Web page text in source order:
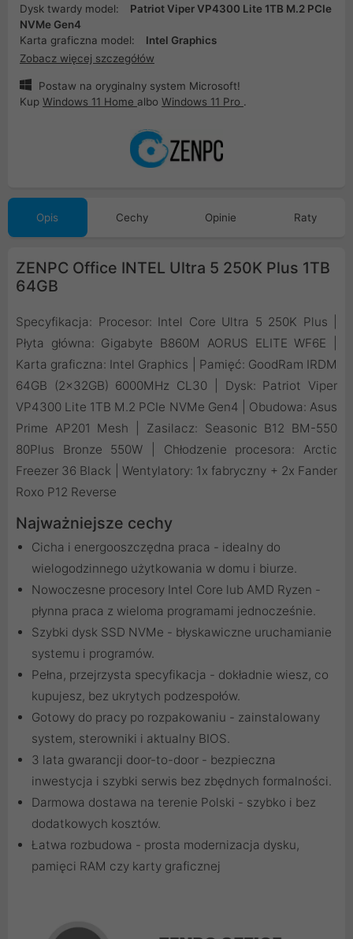
Dysk twardy model:
Patriot Viper VP4300 Lite 1TB M.2 PCIe
NVMe Gen4
Karta graficzna model:
Intel Graphics
Zobacz więcej szczegółów
Postaw na oryginalny system Microsoft!
Kup Windows 11 Home albo Windows 11 Pro .
Opis Cechy Opinie Raty
ZENPC Office INTEL Ultra 5 250K Plus 1TB
64GB
Specyfikacja: Procesor: Intel Core Ultra 5 250K Plus |
Płyta główna: Gigabyte B860M AORUS ELITE WF6E |
Karta graficzna: Intel Graphics | Pamięć: GoodRam IRDM
64GB (2x32GB) 6000MHz CL30 | Dysk: Patriot Viper
VP4300 Lite 1TB M.2 PCIe NVMe Gen4 | Obudowa: Asus
Prime AP201 Mesh | Zasilacz: Seasonic B12 BM-550
80Plus Bronze 550W | Chłodzenie procesora: Arctic
Freezer 36 Black | Wentylatory: 1x fabryczny + 2x Fander
Roxo P12 Reverse
Najważniejsze cechy
Cicha i energooszczędna praca - idealny do
wielogodzinnego użytkowania w domu i biurze.
Nowoczesne procesory Intel Core lub AMD Ryzen -
płynna praca z wieloma programami jednocześnie.
Szybki dysk SSD NVMe - błyskawiczne uruchamianie
systemu i programów.
Pełna, przejrzysta specyfikacja - dokładnie wiesz, co
kupujesz, bez ukrytych podzespołów.
Gotowy do pracy po rozpakowaniu - zainstalowany
system, sterowniki i aktualny BIOS.
3 lata gwarancji door-to-door - bezpieczna
inwestycja i szybki serwis bez zbędnych formalności.
Darmowa dostawa na terenie Polski - szybko i bez
dodatkowych kosztów.
Łatwa rozbudowa - prosta modernizacja dysku,
pamięci RAM czy karty graficznej